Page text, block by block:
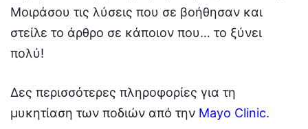
Μοιράσου τις λύσεις που σε βοήθησαν και
στείλε το άρθρο σε κάποιον που… το ξύνει
πολύ!
Δες περισσότερες πληροφορίες για τη
μυκητίαση των ποδιών από την Mayo Clinic.